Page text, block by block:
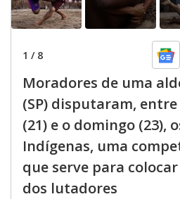
1 / 8
Moradores de uma
(SP) disputaram,
(21) e o domingo (23),
Indígenas, uma
que serve para
dos lutadores